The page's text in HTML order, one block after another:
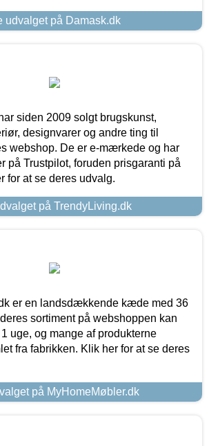
udvalget på Damask.dk
siden 2009 solgt brugskunst,
designvarer og andre ting til
webshop. De er e-mærkede og har
på Trustpilot, foruden prisgaranti på
for at se deres udvalg.
på TrendyLiving.dk
er en landsdækkende kæde med 36
sortiment på webshoppen kan
uge, og mange af produkterne
fra fabrikken. Klik her for at se deres
på MyHomeMøbler.dk